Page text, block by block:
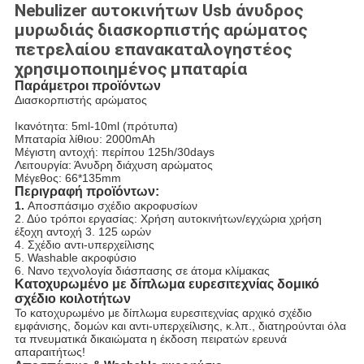
Nebulizer αυτοκινήτων Usb άνυδρος
μυρωδιάς διασκορπιστής αρώματος
πετρελαίου επανακαταλογηστέος
χρησιμοποιημένος μπαταρία
Παράμετροι προϊόντων
Διασκορπιστής αρώματος
Ικανότητα: 5ml-10ml (πρότυπα)
Μπαταρία λίθιου: 2000mAh
Μέγιστη αντοχή: περίπου 125h/30days
Λειτουργία: Άνυδρη διάχυση αρώματος
Μέγεθος: 66*135mm
Περιγραφή προϊόντων:
1. Αποσπάσιμο σχέδιο ακροφυσίων
2. Δύο τρόποι εργασίας: Χρήση αυτοκινήτων/εγχώρια χρήση
έξοχη αντοχή 3. 125 ωρών
4. Σχέδιο αντι-υπερχείλισης
5. Washable ακροφύσιο
6. Νανο τεχνολογία διάσπασης σε άτομα κλίμακας
Κατοχυρωμένο με δίπλωμα ευρεσιτεχνίας δομικό
σχέδιο κοιλοτήτων
Το κατοχυρωμένο με δίπλωμα ευρεσιτεχνίας αρχικό σχέδιο
εμφάνισης, δομών και αντι-υπερχείλισης, κ.λπ., διατηρούνται όλα
τα πνευματικά δικαιώματα η έκδοση πειρατών ερευνά
απαραιτήτως!